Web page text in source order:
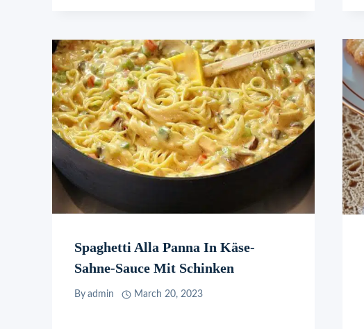
Spaghetti Alla Panna In Käse-
Sahne-Sauce Mit Schinken
By admin March 20, 2023